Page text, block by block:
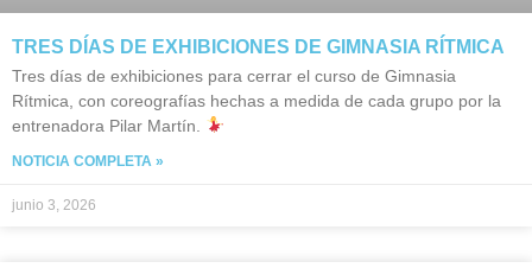
TRES DÍAS DE EXHIBICIONES DE GIMNASIA RÍTMICA
Tres días de exhibiciones para cerrar el curso de Gimnasia
Rítmica, con coreografías hechas a medida de cada grupo por la
entrenadora Pilar Martín.
NOTICIA COMPLETA »
junio 3, 2026